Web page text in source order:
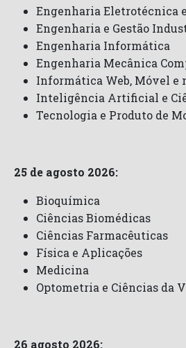
Engenharia Eletrotécnica
Engenharia e Gestão
Engenharia Informática
Engenharia Mecânica
Informática Web, Móvel e
Inteligência Artificial e
Tecnologia e Produto de
25 de agosto 2026:
Bioquímica
Ciências Biomédicas
Ciências Farmacêuticas
Física e Aplicações
Medicina
Optometria e Ciências da
26 agosto 2026: